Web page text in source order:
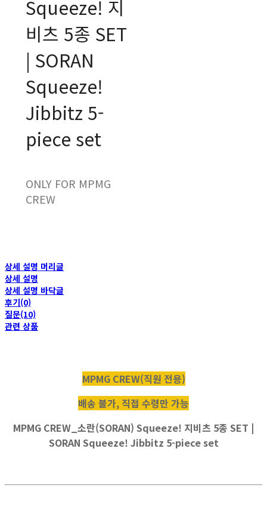
Squeeze! 지
비츠 5종 SET
| SORAN
Squeeze!
Jibbitz 5-
piece set
ONLY FOR MPMG
CREW
상세 설명 머리글
상세 설명
상세 설명 바닥글
후기(0)
질문(10)
관련 상품
MPMG CREW(직원 전용)
배송 불가, 직접 수령만 가능
MPMG CREW_소란(SORAN) Squeeze! 지비츠 5종 SET |
SORAN Squeeze! Jibbitz 5-piece set